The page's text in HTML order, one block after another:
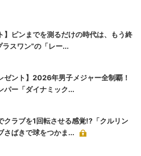
】ピンまでを測るだけの時代は、もう終
スワン”の「レー...
ゼント】2026年男子メジャー全制覇！
パー「ダイナミック...
クラブを1回転させる感覚!?「クルリン
さばきで球をつかま...